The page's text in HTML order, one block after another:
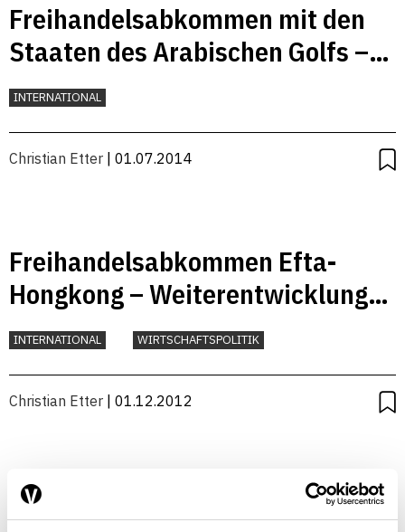
Freihandelsabkommen mit den
Staaten des Arabischen Golfs –
wichtige Handelspartner der
Schweiz
INTERNATIONAL
Christian Etter | 01.07.2014
Freihandelsabkommen Efta-
Hongkong – Weiterentwicklung
der Schweizer Freihandelspolitik
INTERNATIONAL WIRTSCHAFTSPOLITIK
Christian Etter | 01.12.2012
Freihandelsabkommen mit